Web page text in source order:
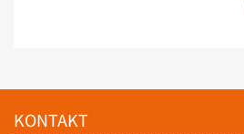
KONTAKT